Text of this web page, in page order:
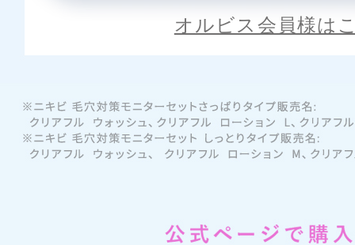
オルビス会員様は